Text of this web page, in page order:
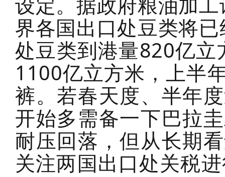
界各国出口处豆类将
处豆类到港量820亿
1100亿立方米，上半
裤。若春天度、半年
开始多需备一下巴拉
耐压回落，但从长期
关注两国出口处关税